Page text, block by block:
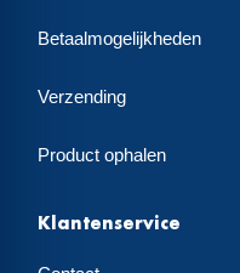
Betaalmogelijkheden
Verzending
Product ophalen
Klantenservice